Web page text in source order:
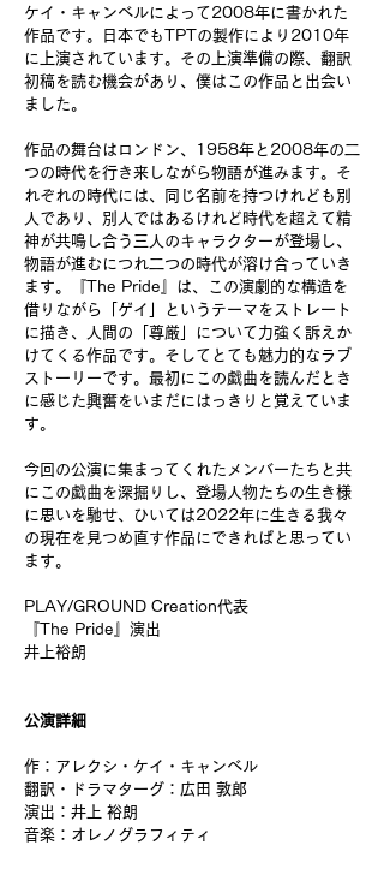
ケイ・キャンベルによって2008年に書かれた
作品です。日本でもTPTの製作により2010年
に上演されています。その上演準備の際、翻訳
初稿を読む機会があり、僕はこの作品と出会い
ました。
作品の舞台はロンドン、1958年と2008年の二
つの時代を行き来しながら物語が進みます。そ
れぞれの時代には、同じ名前を持つけれども別
人であり、別人ではあるけれど時代を超えて精
神が共鳴し合う三人のキャラクターが登場し、
物語が進むにつれ二つの時代が溶け合っていき
ます。『The Pride』は、この演劇的な構造を
借りながら「ゲイ」というテーマをストレート
に描き、人間の「尊厳」について力強く訴えか
けてくる作品です。そしてとても魅力的なラブ
ストーリーです。最初にこの戯曲を読んだとき
に感じた興奮をいまだにはっきりと覚えていま
す。
今回の公演に集まってくれたメンバーたちと共
にこの戯曲を深掘りし、登場人物たちの生き様
に思いを馳せ、ひいては2022年に生きる我々
の現在を見つめ直す作品にできればと思ってい
ます。
PLAY/GROUND Creation代表
『The Pride』演出
井上裕朗
公演詳細
作：アレクシ・ケイ・キャンベル
翻訳・ドラマターグ：広田 敦郎
演出：井上 裕朗
音楽：オレノグラフィティ